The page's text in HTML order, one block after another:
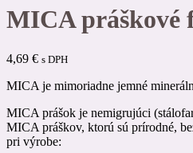
MICA práškové
4,69 € s DPH
MICA je mimoriadne jemné
MICA prášok je nemigrujúci
MICA práškov, ktorú sú prírodné,
pri výrobe: